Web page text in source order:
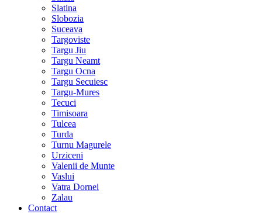
Slatina
Slobozia
Suceava
Targoviste
Targu Jiu
Targu Neamt
Targu Ocna
Targu Secuiesc
Targu-Mures
Tecuci
Timisoara
Tulcea
Turda
Turnu Magurele
Urziceni
Valenii de Munte
Vaslui
Vatra Dornei
Zalau
Contact